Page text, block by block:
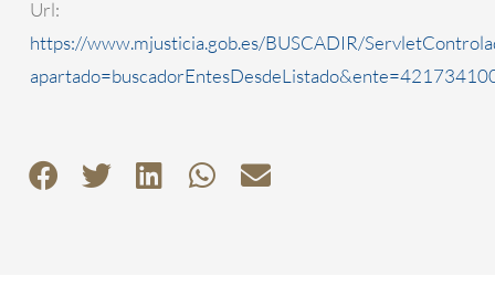
Url:
https://www.mjusticia.gob.es/BUSCADIR/